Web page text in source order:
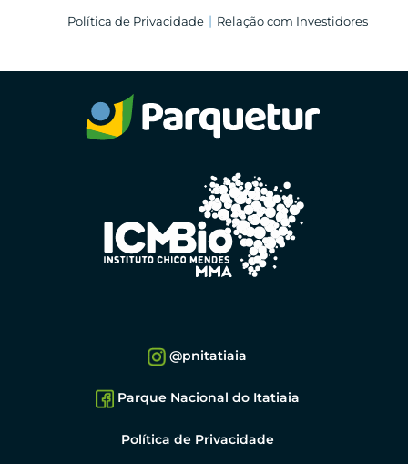
Política de Privacidade Relação com Investidores
@pnitatiaia
Parque Nacional do Itatiaia
Política de Privacidade